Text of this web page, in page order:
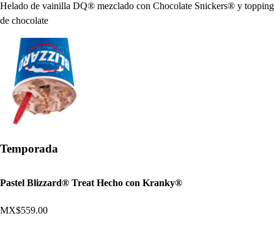
Helado de vainilla DQ® mezclado con Chocolate Snickers® y topping
de chocolate
Temporada
Pastel Blizzard® Treat Hecho con Kranky®
MX$559.00